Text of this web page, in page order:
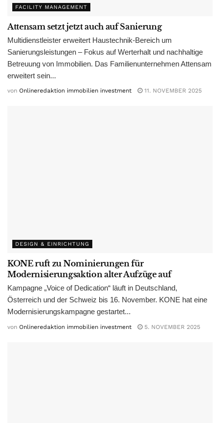
FACILITY MANAGEMENT
Attensam setzt jetzt auch auf Sanierung
Multidienstleister erweitert Haustechnik-Bereich um
Sanierungsleistungen – Fokus auf Werterhalt und nachhaltige
Betreuung von Immobilien. Das Familienunternehmen Attensam
erweitert sein...
von Onlineredaktion immobilien investment 11. NOVEMBER 2025
DESIGN & EINRICHTUNG
KONE ruft zu Nominierungen für
Modernisierungsaktion alter Aufzüge auf
Kampagne „Voice of Dedication“ läuft in Deutschland,
Österreich und der Schweiz bis 16. November. KONE hat eine
Modernisierungskampagne gestartet...
von Onlineredaktion immobilien investment 5. NOVEMBER 2025